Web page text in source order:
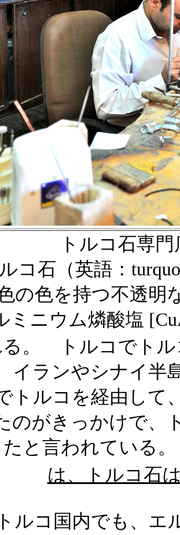
トルコ石専
ルコ石（英語：
の色を持つ不透明
ミニウム燐酸塩
。 トルコでトル
イランやシナイ半
トルコを経由して
のがきっかけで、
たと言われている
は、トルコ石
トルコ国内でも、エ